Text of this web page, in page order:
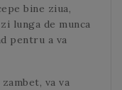
bine ziua,
lunga de munca
pentru a va
va va